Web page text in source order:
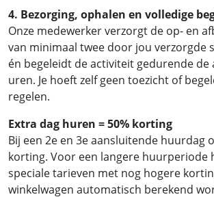
4. Bezorging, ophalen en volledige
Onze medewerker verzorgt de op- en
van minimaal twee door jou verzorgde
én begeleidt de activiteit gedurende de
uren. Je hoeft zelf geen toezicht of
regelen.
Extra dag huren = 50% korting
Bij een 2e en 3e aansluitende huurdag
korting. Voor een langere huurperiode
speciale tarieven met nog hogere
winkelwagen automatisch berekend